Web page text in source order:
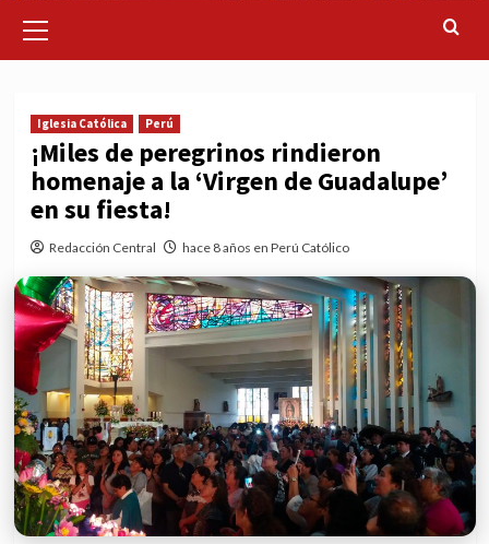
Menu
Iglesia Católica Perú
¡Miles de peregrinos rindieron
homenaje a la ‘Virgen de Guadalupe’
en su fiesta!
Redacción Central hace 8 años en Perú Católico